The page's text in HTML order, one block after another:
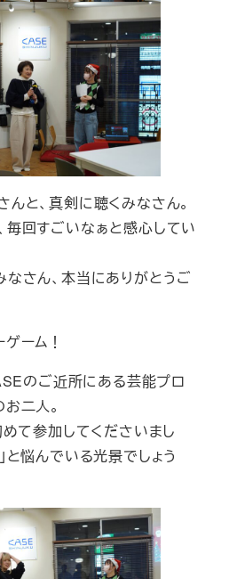
と、真剣に聴くみなさん。
毎回すごいなぁと感心してい
さん、本当にありがとうご
ーム！
のご近所にある芸能プロ
お二人。
て参加してくださいまし
と悩んでいる光景でしょう